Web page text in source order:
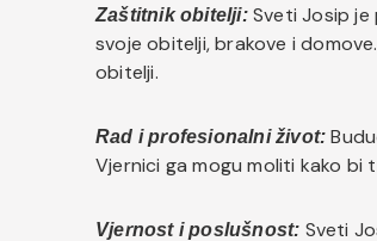
Zaštitnik obitelji:Sveti Josip je
svoje obitelji, brakove i
obitelji.
Rad i profesionalni život:
Vjernici ga mogu moliti kako bi
Vjernost i poslušnost: Sveti